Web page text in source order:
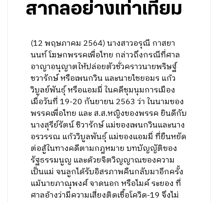
สากลอย่างเท่าเทียม
(12 พฤษภาคม 2564) นางสาวอรุณี กาสยา
นนท์ โฆษกพรรคเพื่อไทย กล่าวถึงกรณีที่ศาล
อาญาอนุญาตให้ปล่อยตัวชั่วคราวนายพริษฐ์
ชวารักษ์ หรือเพนกวิน และนายไชยอมร แก้ว
วิบูลย์พันธุ์ หรือแอมมี่ ในคดีชุมนุมการเมือง
เมื่อวันที่ 19-20 กันยายน 2563 ว่า ในนามของ
พรรคเพื่อไทย และ ส.ส.หญิงของพรรค ยินดีกับ
นางสุรีย์รัตน์ ชิวารักษ์ แม่ของเพนกวินและนาง
อรวรรณ แก้ววิบูลพันธุ์ แม่ของแอมมี่ ที่ยืนหยัด
ต่อสู้ในทางคดีตามกฎหมาย บทบัญญัติของ
รัฐธรรมนูญ และด้วยจิตวิญญาณของความ
เป็นแม่ จนลูกได้รับอิสรภาพคืนกลับมาอีกครั้ง
แม้นายภาณุพงศ์ จาดนอก หรือไมค์ ระยอง ที่
ศาลอ้างว่ามีความเสี่ยงติดเชื้อโควิด-19 จึงไม่